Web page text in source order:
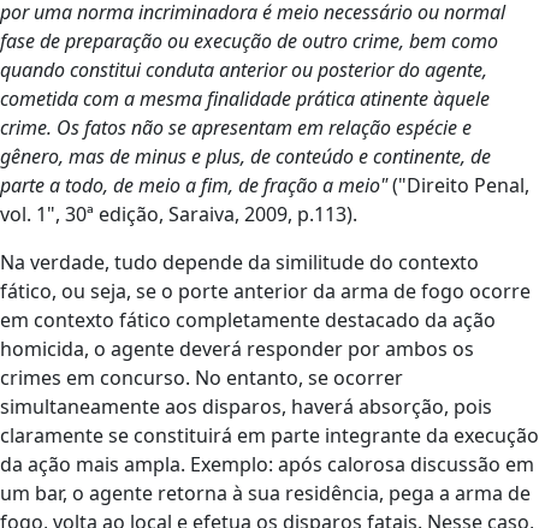
por uma norma incriminadora é meio necessário ou normal
fase de preparação ou execução de outro crime, bem como
quando constitui conduta anterior ou posterior do agente,
cometida com a mesma finalidade prática atinente àquele
crime. Os fatos não se apresentam em relação espécie e
gênero, mas de minus e plus, de conteúdo e continente, de
parte a todo, de meio a fim, de fração a meio"("Direito Penal,
vol. 1", 30ª edição, Saraiva, 2009, p.113).
Na verdade, tudo depende da similitude do contexto
fático, ou seja, se o porte anterior da arma de fogo ocorre
em contexto fático completamente destacado da ação
homicida, o agente deverá responder por ambos os
crimes em concurso. No entanto, se ocorrer
simultaneamente aos disparos, haverá absorção, pois
claramente se constituirá em parte integrante da execução
da ação mais ampla. Exemplo: após calorosa discussão em
um bar, o agente retorna à sua residência, pega a arma de
fogo, volta ao local e efetua os disparos fatais. Nesse caso,